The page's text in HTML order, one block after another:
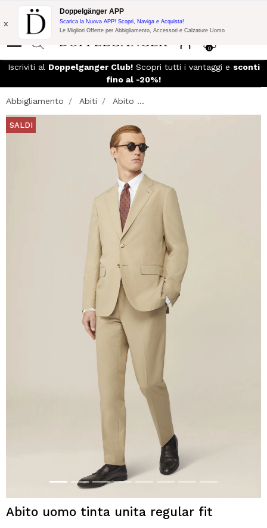
Promo Flash:
10% di Extra Sconto su 300€ di Acquisto con codice:
DOPPEL300
0
x
Doppelgänger APP
Scarica la Nuova APP! Scopri, Naviga e Acquista!
Le Migliori Offerte per Abbigliamento, Accessori e Calzature Uomo
Iscriviti al Doppelganger Club!Scopri tutti i vantaggi e sconti
fino al -20%!
Abbigliamento Abiti Abito ...
SALDI
Abito uomo tinta unita regular fit